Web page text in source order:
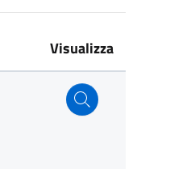
Visualizza